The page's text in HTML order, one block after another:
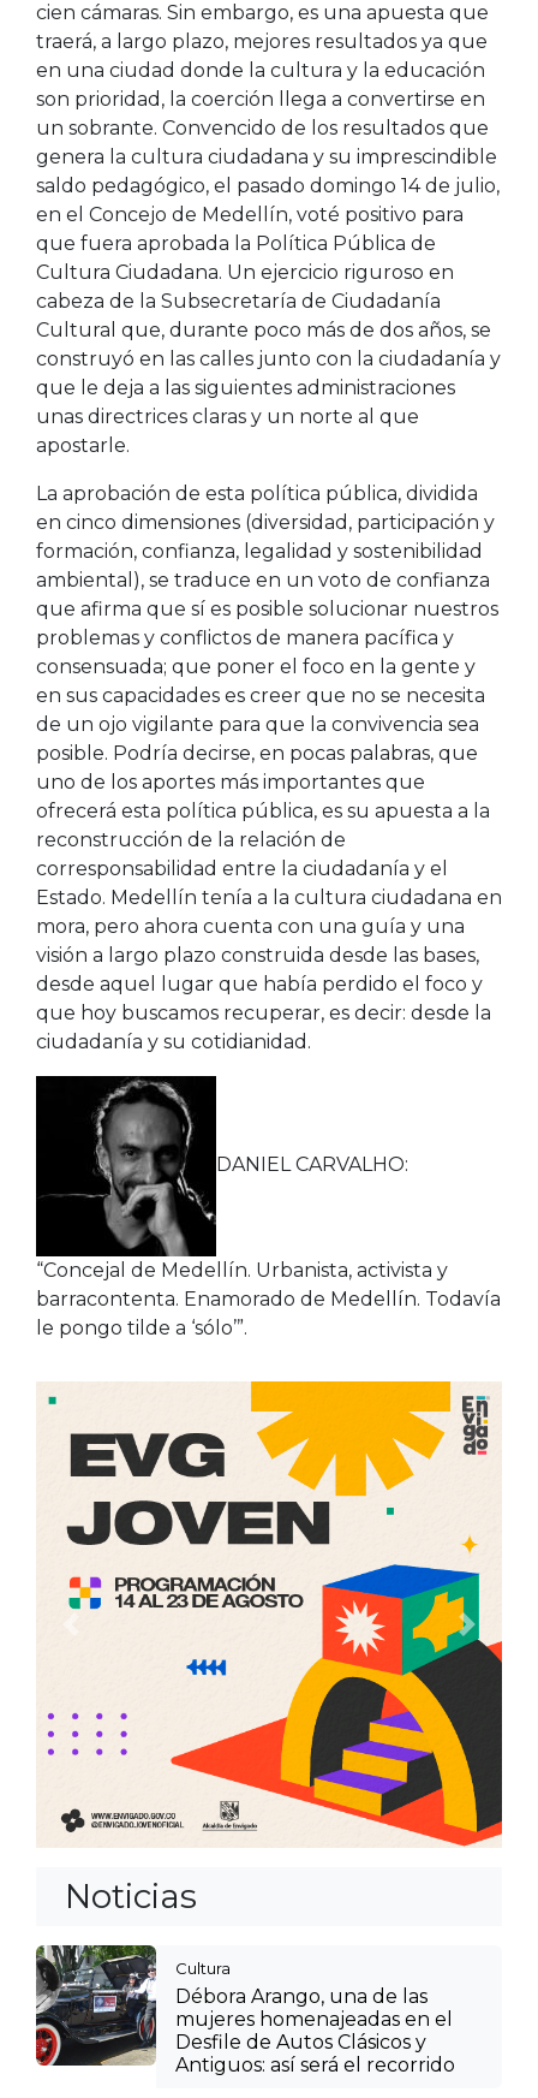
cien cámaras. Sin embargo, es una apuesta que
traerá, a largo plazo, mejores resultados ya que
en una ciudad donde la cultura y la educación
son prioridad, la coerción llega a convertirse en
un sobrante. Convencido de los resultados que
genera la cultura ciudadana y su imprescindible
saldo pedagógico, el pasado domingo 14 de julio,
en el Concejo de Medellín, voté positivo para
que fuera aprobada la Política Pública de
Cultura Ciudadana. Un ejercicio riguroso en
cabeza de la Subsecretaría de Ciudadanía
Cultural que, durante poco más de dos años, se
construyó en las calles junto con la ciudadanía y
que le deja a las siguientes administraciones
unas directrices claras y un norte al que
apostarle.
La aprobación de esta política pública, dividida
en cinco dimensiones (diversidad, participación y
formación, confianza, legalidad y sostenibilidad
ambiental), se traduce en un voto de confianza
que afirma que sí es posible solucionar nuestros
problemas y conflictos de manera pacífica y
consensuada; que poner el foco en la gente y
en sus capacidades es creer que no se necesita
de un ojo vigilante para que la convivencia sea
posible. Podría decirse, en pocas palabras, que
uno de los aportes más importantes que
ofrecerá esta política pública, es su apuesta a la
reconstrucción de la relación de
corresponsabilidad entre la ciudadanía y el
Estado. Medellín tenía a la cultura ciudadana en
mora, pero ahora cuenta con una guía y una
visión a largo plazo construida desde las bases,
desde aquel lugar que había perdido el foco y
que hoy buscamos recuperar, es decir: desde la
ciudadanía y su cotidianidad.
DANIEL CARVALHO:
“Concejal de Medellín. Urbanista, activista y
barracontenta. Enamorado de Medellín. Todavía
le pongo tilde a ‘sólo’”.
Noticias
Cultura
Débora Arango, una de las
mujeres homenajeadas en el
Desfile de Autos Clásicos y
Antiguos: así será el recorrido